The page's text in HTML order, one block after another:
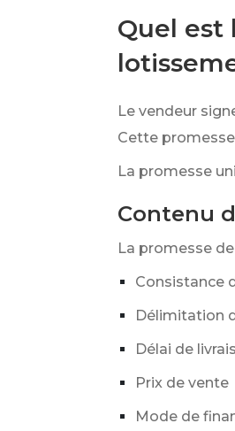
Quel est
Le vendeur
Cette
La promesse
Contenu
La promesse
Consistance
Délimitation
Délai de
Prix de vente
Mode de